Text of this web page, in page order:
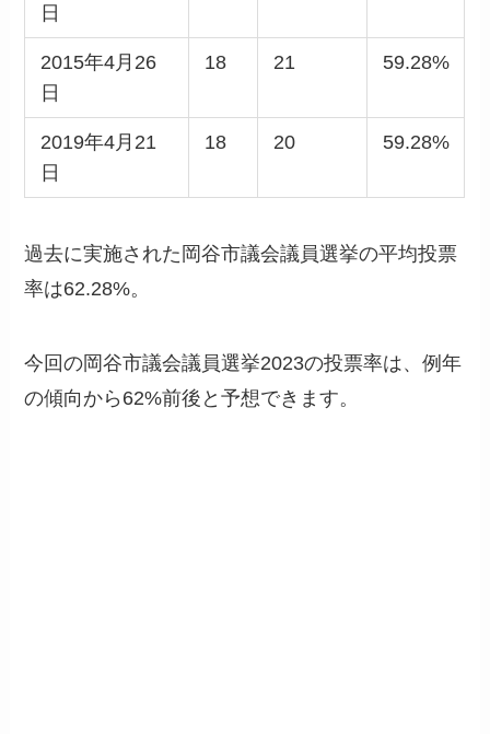
日
2015年4月26
日
18 21 59.28%
2019年4月21
日
18 20 59.28%
過去に実施された岡谷市議会議員選挙の平均投票
率は62.28%。
今回の岡谷市議会議員選挙2023の投票率は、例年
の傾向から62%前後と予想できます。